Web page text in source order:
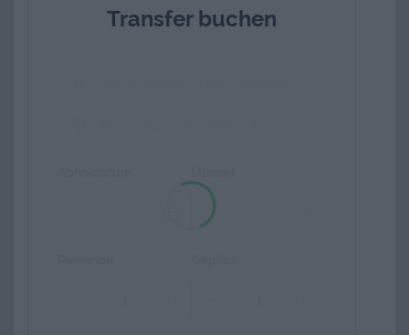
Transfer buchen